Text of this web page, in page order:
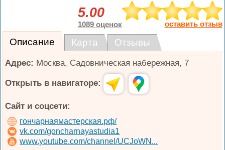
5.00
1089 оценок оставить отзыв
Описание Карта Отзывы
Адрес: Москва, Садовническая набережная, 7
Открыть в навигаторе:
Сайт и соцсети:
гончарнаямастерская.рф/
vk.com/goncharnayastudia1
www.youtube.com/channel/UCJoWN...